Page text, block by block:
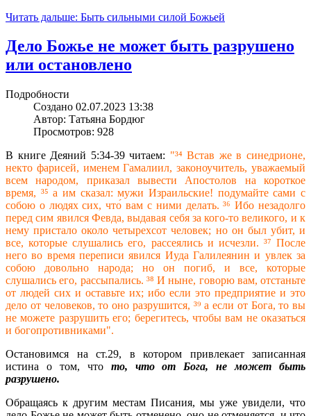
Читать дальше: Быть сильными силой Божьей
Дело Божье не может быть разрушено
или остановлено
Подробности
Создано 02.07.2023 13:38
Автор: Татьяна Бордюг
Просмотров: 928
В книге Деяний 5:34-39 читаем: "³⁴ Встав же в синедрионе,
некто фарисей, именем Гамалиил, законоучитель, уважаемый
всем народом, приказал вывести Апостолов на короткое
время, ³⁵ а им сказал: мужи Израильские! подумайте сами с
собою о людях сих, что́ вам с ними делать. ³⁶ Ибо незадолго
перед сим явился Февда, выдавая себя за кого‐то великого, и к
нему пристало около четырехсот человек; но он был убит, и
все, которые слушались его, рассеялись и исчезли. ³⁷ После
него во время переписи явился Иуда Галилеянин и увлек за
собою довольно народа; но он погиб, и все, которые
слушались его, рассыпались. ³⁸ И ныне, говорю вам, отстаньте
от людей сих и оставьте их; ибо если это предприятие и это
дело от человеков, то оно разрушится, ³⁹ а если от Бога, то вы
не можете разрушить его; берегитесь, чтобы вам не оказаться
и богопротивниками".
Остановимся на ст.29, в котором привлекает записанная
истина о том, чтото, что от Бога, не может быть
разрушено.
Обращаясь к другим местам Писания, мы уже увидели, что